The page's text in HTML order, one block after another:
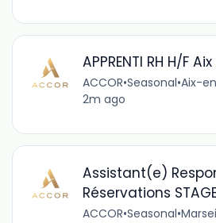
APPRENTI RH H/F
ACCOR•Seasonal•Aix-
2m ago
Assistant(e)
Réservations
ACCOR•Seasonal•